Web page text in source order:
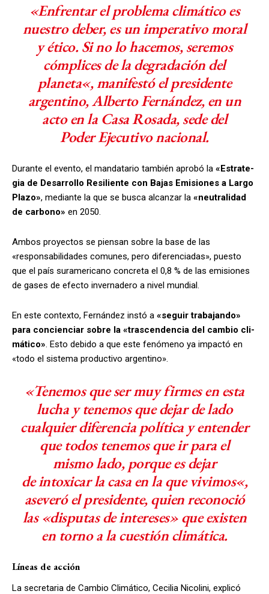
«Enfrentar el problema climático es
nuestro deber, es un imperativo moral
y ético. Si no lo hacemos, seremos
cómplices de la degradación del
planeta«, manifestó el presidente
argentino, Alberto Fernández, en un
acto en la Casa Rosada, sede del
Poder Ejecutivo nacional.
Durante el evento, el mandatario también aprobó la «Es­tra­te­
gia de Desa­rro­llo Re­si­lien­te con Ba­jas Emi­sio­nes a Lar­go
Pla­zo», mediante la que se busca alcanzar la «neu­tra­li­dad
de car­bono» en 2050.
Ambos proyectos se piensan sobre la base de las
«responsabilidades comunes, pero diferenciadas», puesto
que el país suramericano concreta el 0,8 % de las emisiones
de gases de efecto invernadero a nivel mundial.
En este contexto, Fernández instó a «se­guir tra­ba­jan­do»
para con­cien­ciar so­bre la «tras­cen­den­cia del cam­bio cli­
má­ti­co». Esto debido a que este fenómeno ya impactó en
«todo el sistema productivo argentino».
«Tenemos que ser muy firmes en esta
lucha y tenemos que dejar de lado
cualquier diferencia política y entender
que todos tenemos que ir para el
mismo lado, porque es dejar
de intoxicar la casa en la que vivimos«,
aseveró el presidente, quien reconoció
las «disputas de intereses» que existen
en torno a la cuestión climática.
Líneas de acción
La secretaria de Cambio Climático, Cecilia Nicolini, explicó